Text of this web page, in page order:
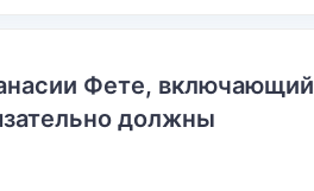
Фете, включающий
должны